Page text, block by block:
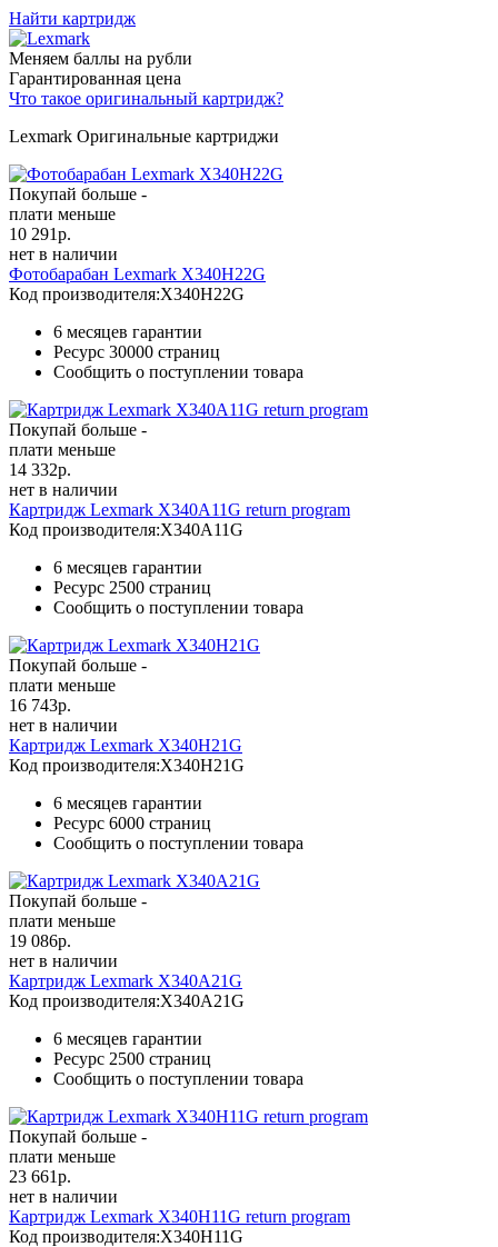
Найти картридж
Меняем баллы на рубли
Гарантированная цена
Что такое оригинальный картридж?
Lexmark Оригинальные картриджи
Покупай больше -
плати меньше
10 291р.
нет в наличии
Фотобарабан Lexmark X340H22G
Код производителя:X340H22G
6 месяцев гарантии
Ресурс 30000 страниц
Сообщить о поступлении товара
Покупай больше -
плати меньше
14 332р.
нет в наличии
Картридж Lexmark X340A11G return program
Код производителя:X340A11G
6 месяцев гарантии
Ресурс 2500 страниц
Сообщить о поступлении товара
Покупай больше -
плати меньше
16 743р.
нет в наличии
Картридж Lexmark X340H21G
Код производителя:X340H21G
6 месяцев гарантии
Ресурс 6000 страниц
Сообщить о поступлении товара
Покупай больше -
плати меньше
19 086р.
нет в наличии
Картридж Lexmark X340A21G
Код производителя:X340A21G
6 месяцев гарантии
Ресурс 2500 страниц
Сообщить о поступлении товара
Покупай больше -
плати меньше
23 661р.
нет в наличии
Картридж Lexmark X340H11G return program
Код производителя:X340H11G